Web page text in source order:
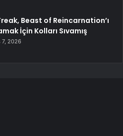
Beast of Reincarnation’ı
İçin Kolları Sıvamış
7, 2026